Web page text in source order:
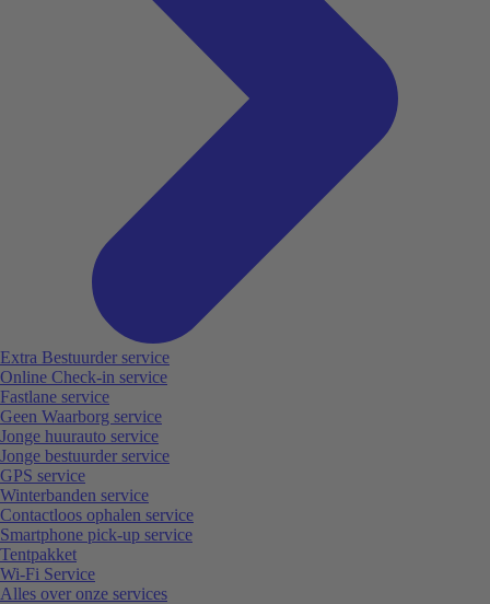
Extra Bestuurder service
Online Check-in service
Fastlane service
Geen Waarborg service
Jonge huurauto service
Jonge bestuurder service
GPS service
Winterbanden service
Contactloos ophalen service
Smartphone pick-up service
Tentpakket
Wi-Fi Service
Alles over onze services